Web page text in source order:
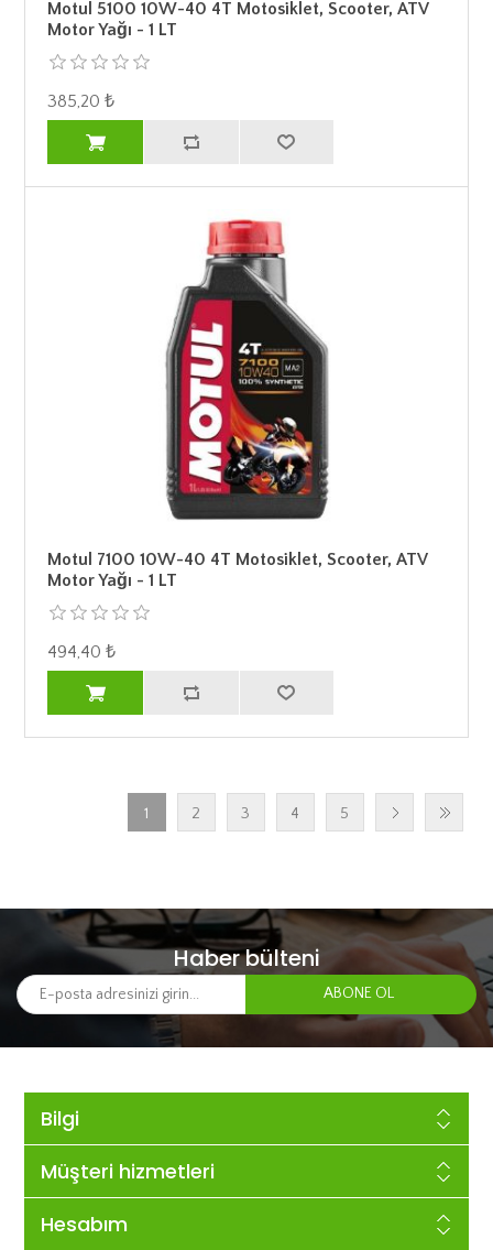
Motul 5100 10W-40 4T Motosiklet, Scooter, ATV
Motor Yağı - 1 LT
385,20 ₺
Motul 7100 10W-40 4T Motosiklet, Scooter, ATV
Motor Yağı - 1 LT
494,40 ₺
1 2 3 4 5
Haber bülteni
Bilgi
Müşteri hizmetleri
Hesabım